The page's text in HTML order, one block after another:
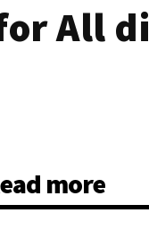
All di
more